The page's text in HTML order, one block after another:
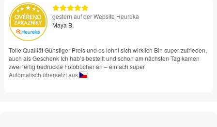
gestern auf der Website Heureka
Maya B.
Tolle Qualität Günstiger Preis und es lohnt sich wirklich Bin super zufrieden,
auch als Geschenk Ich hab’s bestellt und schon am nächsten Tag kamen
zwei fertig bedruckte Fotobücher an – einfach super
Automatisch übersetzt aus